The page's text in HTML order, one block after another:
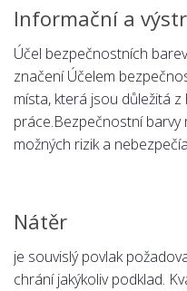
Management
Němčina
Občanská nauka
Pedagogika
Právo
Společenské vědy
Technika
Účetnictví
Informační a
Účel bezpečnostních
značení Účelem
místa, která jsou důležitá
práce.Bezpečnostní
možných rizik a
Nátěr
je souvislý povlak
chrání jakýkoliv podklad.